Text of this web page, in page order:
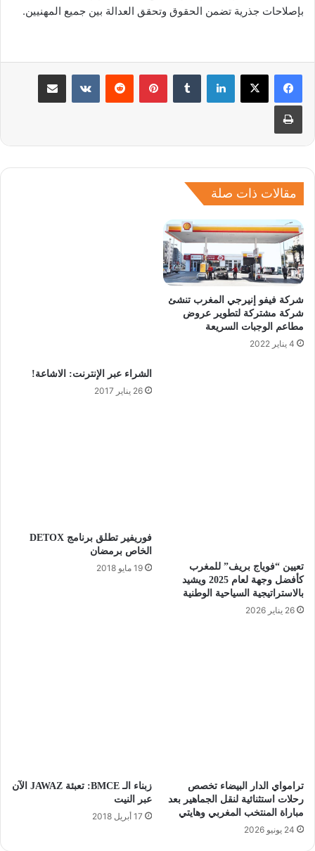
بإصلاحات جذرية تضمن الحقوق وتحقق العدالة بين جميع المهنيين.
لينكدإن بينتيريست مشاركة عبر البريد
طباعة
مقالات ذات صلة
شركة فيفو إنيرجي المغرب تنشئ
شركة مشتركة لتطوير عروض
مطاعم الوجبات السريعة
4 يناير 2022
الشراء عبر الإنترنت: الاشاعة!
26 يناير 2017
تعيين “فوياج بريف” للمغرب
كأفضل وجهة لعام 2025 ويشيد
بالاستراتيجية السياحية الوطنية
26 يناير 2026
فوريفير تطلق برنامج DETOX
الخاص برمضان
19 مايو 2018
ترامواي الدار البيضاء تخصص
رحلات استثنائية لنقل الجماهير بعد
مباراة المنتخب المغربي وهايتي
24 يونيو 2026
زبناء الـ BMCE: تعبئة JAWAZ الآن
عبر النيت
17 أبريل 2018